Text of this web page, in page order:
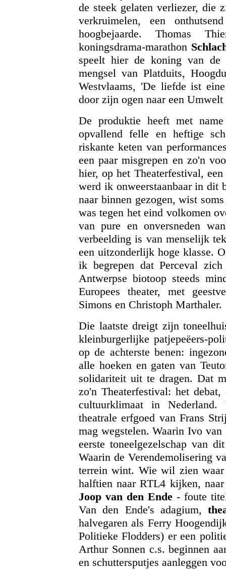
de steek gelaten verliezer, die
verkruimelen, een
hoogbejaarde. Thomas
koningsdrama-marathon
speelt hier de koning van
mengsel van Platduits,
Westvlaams, 'De liefde ist
door zijn ogen naar een
De produktie heeft met
opvallend felle en heftige
riskante keten van
een paar misgrepen en zo'n
hier, op het Theaterfestival,
werd ik onweerstaanbaar in dit
naar binnen gezogen, wist
was tegen het eind volkomen
van pure en onversneden
verbeelding is van menselijk
een uitzonderlijk hoge klasse.
ik begrepen dat Perceval
Antwerpse biotoop steeds
Europees theater, met
Simons en Christoph Marthaler.
Die laatste dreigt zijn
kleinburgerlijke patjepeëers-
op de achterste benen:
alle hoeken en gaten van
solidariteit uit te dragen. Dat
zo'n Theaterfestival: het
cultuurklimaat in Nederland.
theatrale erfgoed van Frans
mag wegstelen. Waarin Ivo
eerste toneelgezelschap van
Waarin de Verendemolisering
terrein wint. Wie wil zien waar
halftien naar RTL4 kijken,
Joop van den Ende - foute
Van den Ende's adagium,
halvegaren als Ferry
Politieke Flodders) er een
Arthur Sonnen c.s. beginnen
en schuttersputjes aanleggen